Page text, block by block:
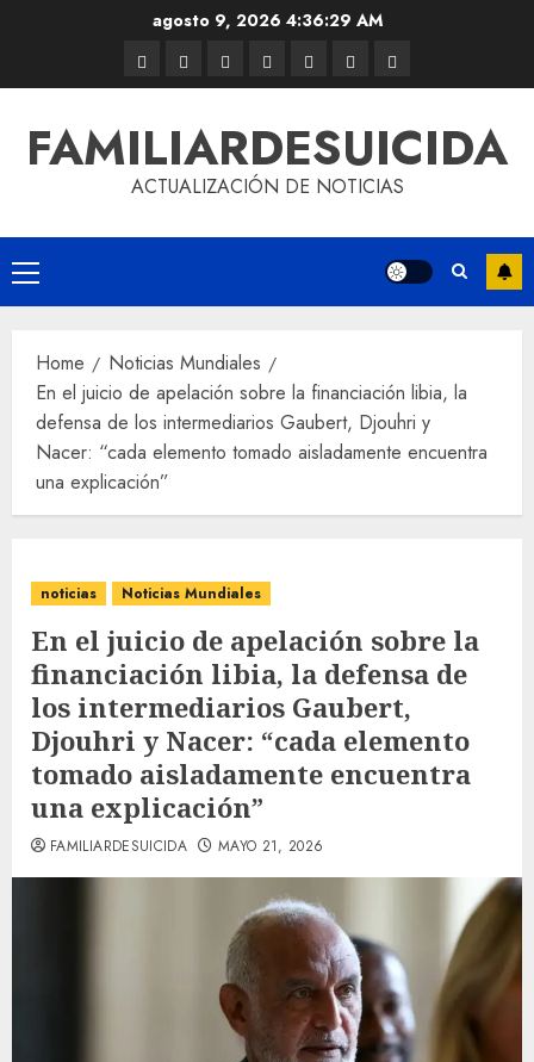
agosto 9, 2026 4:36:29 AM
FAMILIARDESUICIDA
ACTUALIZACIÓN DE NOTICIAS
Home
Noticias Mundiales
En el juicio de apelación sobre la financiación libia, la
defensa de los intermediarios Gaubert, Djouhri y
Nacer: “cada elemento tomado aisladamente encuentra
una explicación”
noticias Noticias Mundiales
En el juicio de apelación sobre la
financiación libia, la defensa de
los intermediarios Gaubert,
Djouhri y Nacer: “cada elemento
tomado aisladamente encuentra
una explicación”
FAMILIARDESUICIDA MAYO 21, 2026